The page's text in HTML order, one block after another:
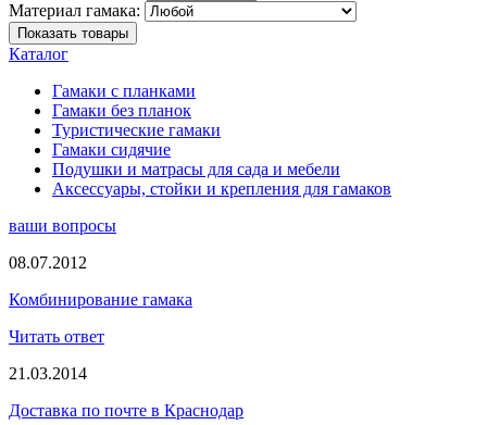
Материал гамака:
Показать товары
Каталог
Гамаки с планками
Гамаки без планок
Туристические гамаки
Гамаки сидячие
Подушки и матрасы для сада и мебели
Аксессуары, стойки и крепления для гамаков
ваши вопросы
08.07.2012
Комбинирование гамака
Читать ответ
21.03.2014
Доставка по почте в Краснодар